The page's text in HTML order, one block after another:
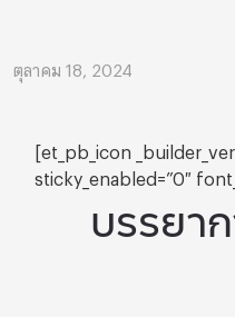
ตุลาคม 18, 2024
[et_pb_icon
sticky_enabled=”0″
บรรยา